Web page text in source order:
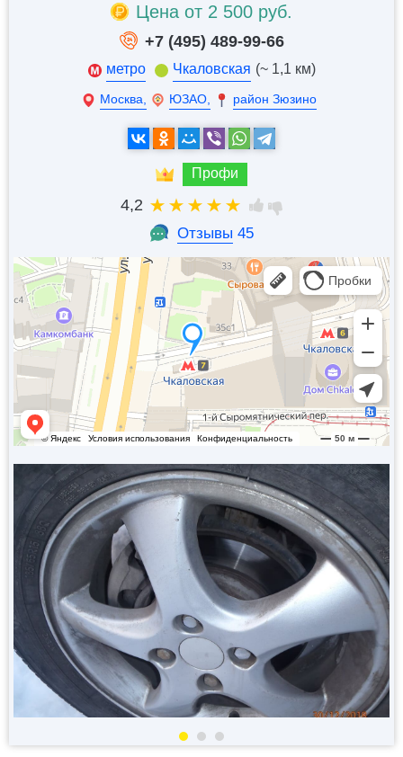
Цена от 2 500 руб.
+7 (495) 489-99-66
метро Чкаловская (~ 1,1 км)
Москва, ЮЗАО, район Зюзино
Профи
4,2
Отзывы 45